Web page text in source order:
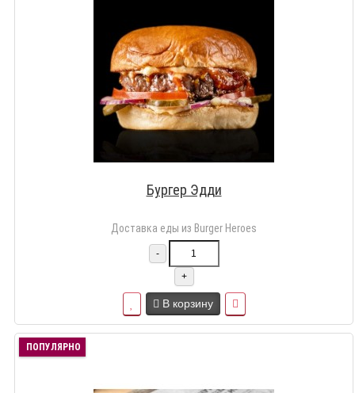
Бургер Эдди
Доставка еды из Burger Heroes
-
+
В корзину
ПОПУЛЯРНО